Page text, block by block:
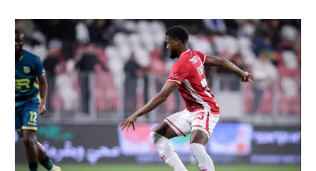
תקנון פעילות ספורט 1
רשיון להקרנה פומבית לבית עסק
הצטרפות לחבילת הערוצים
לוח דרושים – ג'ובנט